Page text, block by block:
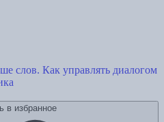
слов. Как управлять диалогом
в избранное